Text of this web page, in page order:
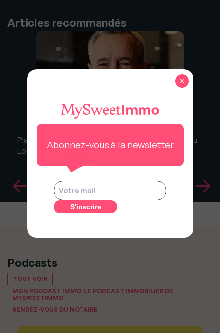
Articles recommandés
Plan Logement : La FNAIM demande un grenelle du
Logement
Podcasts
TOUT VOIR
MON PODCAST IMMO, LE PODCAST IMMOBILIER DE
MYSWEETIMMO
RENDEZ-VOUS DU NOTAIRE
Abonnez-vous à la newsletter
×